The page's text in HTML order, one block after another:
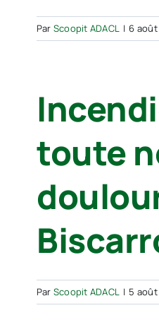
Par Scoopit ADACL | 6
toute
Par Scoopit ADACL | 5